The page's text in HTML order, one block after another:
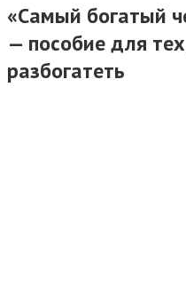
«Самый богатый
— пособие для
разбогатеть